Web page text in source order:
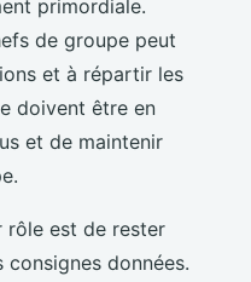
primordiale.
de groupe peut
et à répartir les
doivent être en
et de maintenir
rôle est de rester
données.